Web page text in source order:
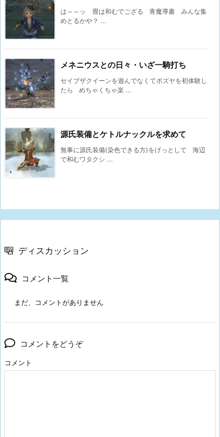
は～～ッ 畳は和むでござる 青魔導書 みんな集
めとるかや？ ...
メネニウスとの日々・いざ一騎打ち
セイブザクイーンを遊んでなくてボズヤを初体験し
たら めちゃくちゃ楽 ...
源氏装備とケトルナックルを求めて
無事に源氏装備(染色できる方)をげっとして 海辺
で和むワタクシ ...
ディスカッション
コメント一覧
まだ、コメントがありません
コメントをどうぞ
コメント